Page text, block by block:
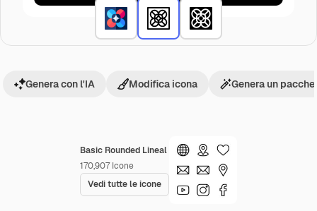
Basic Rounded Lineal
170,907 Icone
Vedi tutte le icone
Genera con l'IA Modifica icona Genera un